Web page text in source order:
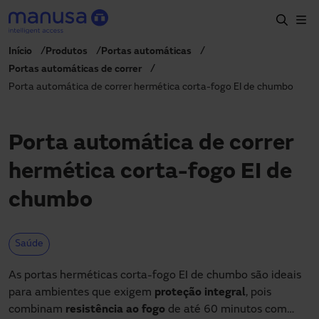
Passar para o conteúdo principal
Produtos e setores
Especificação
Projetos
Blog
Sobre nós
portugal@manusa.com
Início Produtos
Portas automáticas
Portas automáticas de correr
Porta automática de correr hermética corta-fogo EI de chumbo
Porta automática de correr
hermética corta-fogo EI de
chumbo
Saúde
As portas herméticas corta-fogo EI de chumbo são ideais
para ambientes que exigem proteção integral, pois
combinam resistência ao fogo de até 60 minutos com